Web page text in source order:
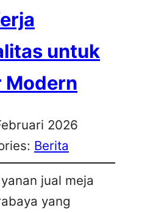
untuk
Modern
2026
Berita
jual meja
yang